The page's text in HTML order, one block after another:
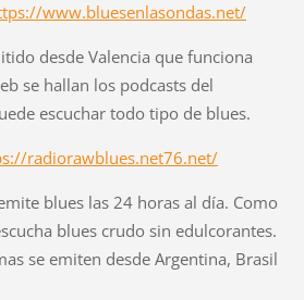
www.bluesenlasondas.net/
desde Valencia que funciona
se hallan los podcasts del
escuchar todo tipo de blues.
radiorawblues.net76.net/
blues las 24 horas al día. Como
blues crudo sin edulcorantes.
se emiten desde Argentina, Brasil